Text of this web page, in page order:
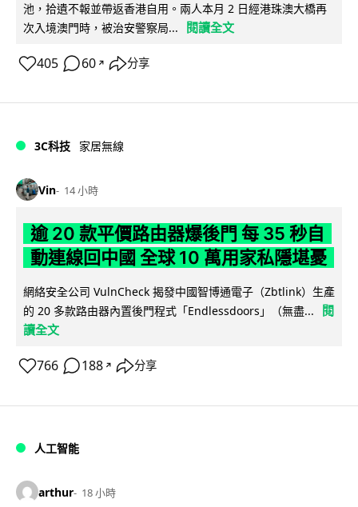
池，拾遺不報並帶返香港自用。兩人本月 2 日經港珠澳大橋再
次入境澳門時，被治安警察局...
閱讀全文
405 60 ↗ 分享
3C科技 家居無線
Vin 14 小時
逾 20 款平價路由器爆後門 每 35 秒自
動連線回中國 全球 10 萬用家私隱堪憂
網絡安全公司 VulnCheck 揭發中國智博通電子（Zbtlink）生產
的 20 多款路由器內置後門程式「Endlessdoors」（無盡...
閱
讀全文
766 188 ↗ 分享
人工智能
arthur 18 小時